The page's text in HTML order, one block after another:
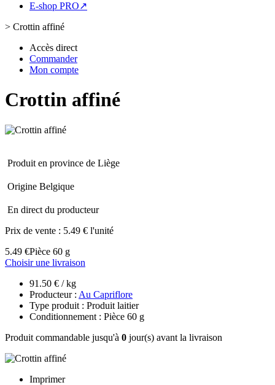
E-shop PRO↗
> Crottin affiné
Accès direct
Commander
Mon compte
Crottin affiné
Produit en province de Liège
Origine Belgique
En direct du producteur
Prix de vente : 5.49 € l'unité
5.49 €Pièce 60 g
Choisir une livraison
91.50 € / kg
Producteur : Au Capriflore
Type produit : Produit laitier
Conditionnement : Pièce 60 g
Produit commandable jusqu'à 0 jour(s) avant la livraison
Imprimer